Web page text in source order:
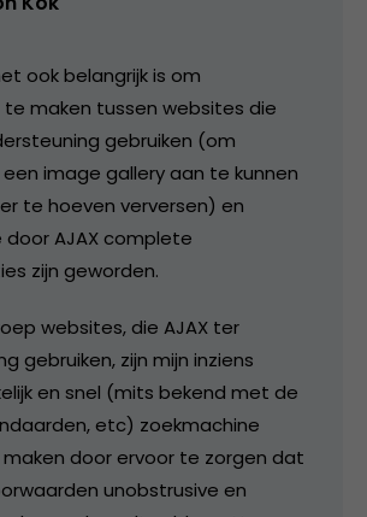
ook belangrijk is om
maken tussen websites die
gebruiken (om
image gallery aan te kunnen
te hoeven verversen) en
AJAX complete
zijn geworden.
websites, die AJAX ter
gebruiken, zijn mijn inziens
en snel (mits bekend met de
etc) zoekmachine
maken door ervoor te zorgen dat
unobstrusive en